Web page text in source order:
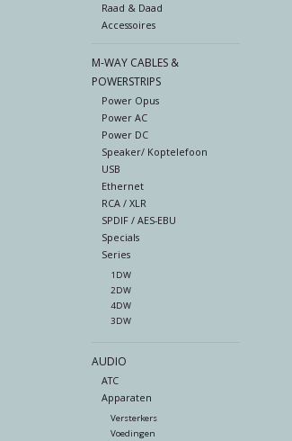
Raad & Daad
Accessoires
M-WAY CABLES &
POWERSTRIPS
Power Opus
Power AC
Power DC
Speaker/ Koptelefoon
USB
Ethernet
RCA / XLR
SPDIF / AES-EBU
Specials
Series
1DW
2DW
4DW
3DW
AUDIO
ATC
Apparaten
Versterkers
Voedingen